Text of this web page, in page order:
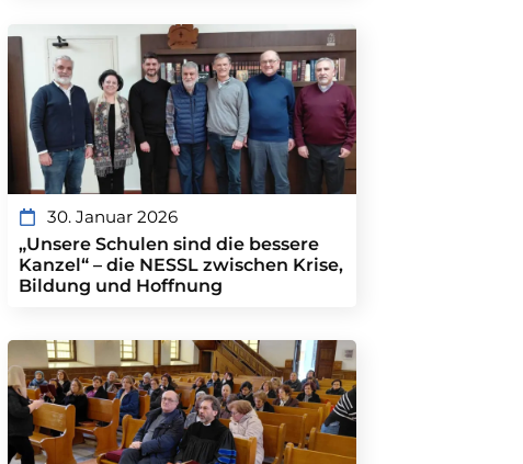
30. Januar 2026
„Unsere Schulen sind die bessere
Kanzel“ – die NESSL zwischen Krise,
Bildung und Hoffnung